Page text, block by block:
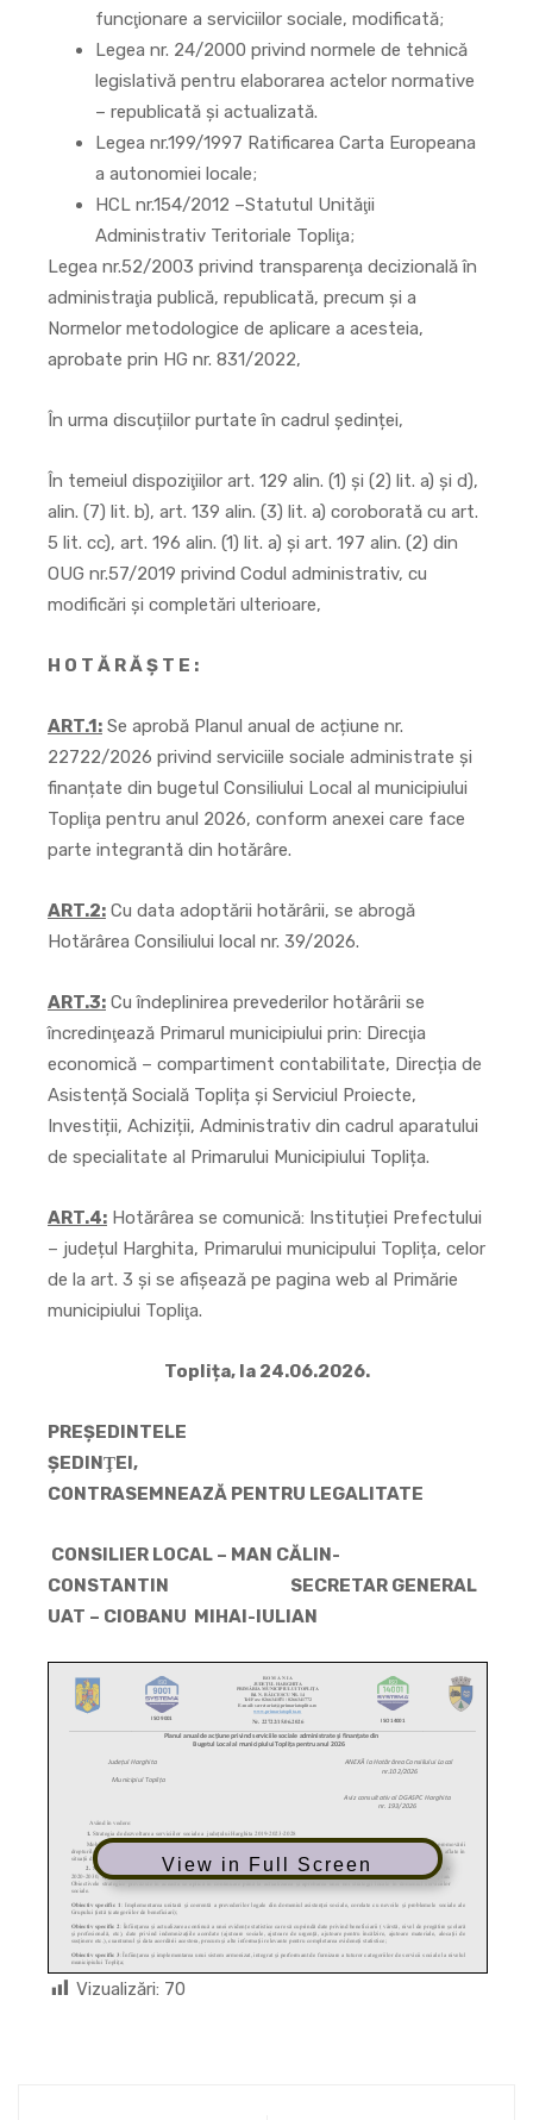
funcţionare a serviciilor sociale, modificată;
Legea nr. 24/2000 privind normele de tehnică
legislativă pentru elaborarea actelor normative
– republicată şi actualizată.
Legea nr.199/1997 Ratificarea Carta Europeana
a autonomiei locale;
HCL nr.154/2012 –Statutul Unităţii
Administrativ Teritoriale Topliţa;
Legea nr.52/2003 privind transparenţa decizională în
administraţia publică, republicată, precum și a
Normelor metodologice de aplicare a acesteia,
aprobate prin HG nr. 831/2022,
În urma discuțiilor purtate în cadrul ședinței,
În temeiul dispoziţiilor art. 129 alin. (1) și (2) lit. a) și d),
alin. (7) lit. b), art. 139 alin. (3) lit. a) coroborată cu art.
5 lit. cc), art. 196 alin. (1) lit. a) și art. 197 alin. (2) din
OUG nr.57/2019 privind Codul administrativ, cu
modificări și completări ulterioare,
H O T Ă R Ă Ş T E :
ART.1: Se aprobă Planul anual de acțiune nr.
22722/2026 privind serviciile sociale administrate și
finanțate din bugetul Consiliului Local al municipiului
Topliţa pentru anul 2026, conform anexei care face
parte integrantă din hotărâre.
ART.2: Cu data adoptării hotărârii, se abrogă
Hotărârea Consiliului local nr. 39/2026.
ART.3: Cu îndeplinirea prevederilor hotărârii se
încredinţează Primarul municipiului prin: Direcţia
economică – compartiment contabilitate, Direcția de
Asistență Socială Toplița și Serviciul Proiecte,
Investiții, Achiziții, Administrativ din cadrul aparatului
de specialitate al Primarului Municipiului Toplița.
ART.4: Hotărârea se comunică: Instituției Prefectului
– județul Harghita, Primarului municipului Toplița, celor
de la art. 3 şi se afişează pe pagina web al Primărie
municipiului Topliţa.
Toplița, la 24.06.2026.
PREŞEDINTELE
ŞEDINŢEI,
CONTRASEMNEAZĂ PENTRU LEGALITATE
CONSILIER LOCAL – MAN CĂLIN-
CONSTANTIN SECRETAR GENERAL
UAT – CIOBANU MIHAI-IULIAN
View in Full Screen
Vizualizări: 70